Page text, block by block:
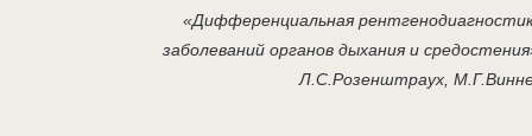
«Дифференциальная
заболеваний органов дыхания и
Л.С.Розенштраух,